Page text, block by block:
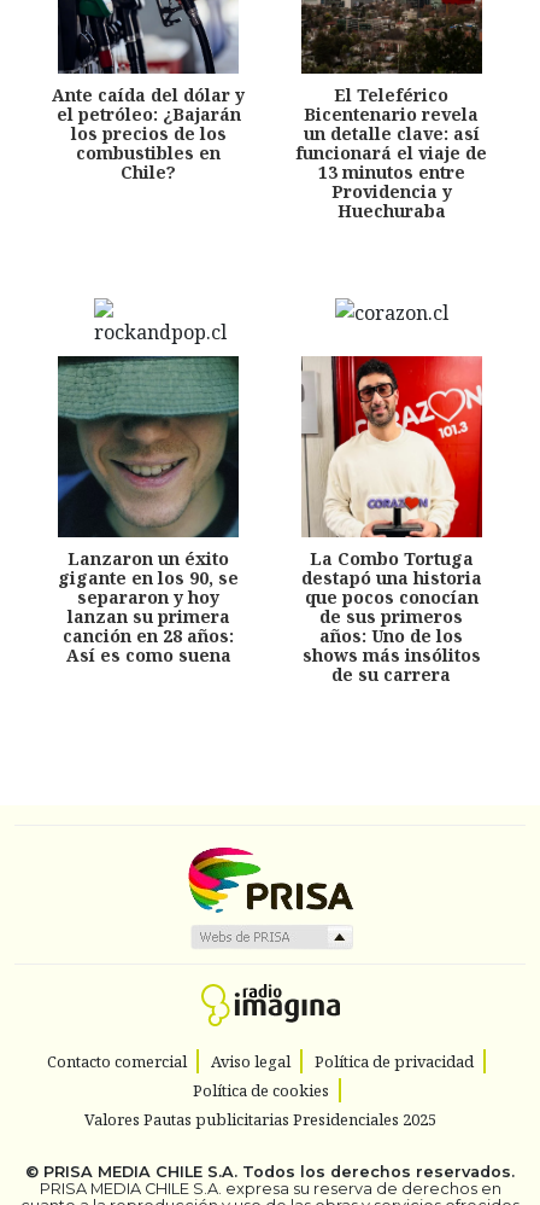
Ante caída del dólar y
el petróleo: ¿Bajarán
los precios de los
combustibles en
Chile?
El Teleférico
Bicentenario revela
un detalle clave: así
funcionará el viaje de
13 minutos entre
Providencia y
Huechuraba
Lanzaron un éxito
gigante en los 90, se
separaron y hoy
lanzan su primera
canción en 28 años:
Así es como suena
La Combo Tortuga
destapó una historia
que pocos conocían
de sus primeros
años: Uno de los
shows más insólitos
de su carrera
Contacto comercial Aviso legal
Política de privacidad
Política de cookies
Valores Pautas publicitarias Presidenciales 2025
© PRISA MEDIA CHILE S.A. Todos los derechos reservados.
PRISA MEDIA CHILE S.A. expresa su reserva de derechos en